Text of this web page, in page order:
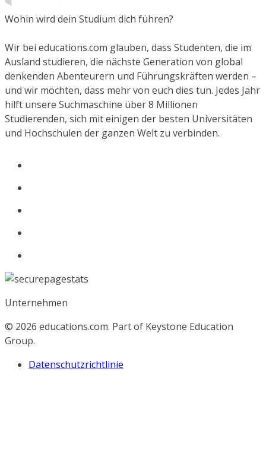
Wohin wird dein Studium dich führen?
Wir bei educations.com glauben, dass Studenten, die im
Ausland studieren, die nächste Generation von global
denkenden Abenteurern und Führungskräften werden –
und wir möchten, dass mehr von euch dies tun. Jedes Jahr
hilft unsere Suchmaschine über 8 Millionen
Studierenden, sich mit einigen der besten Universitäten
und Hochschulen der ganzen Welt zu verbinden.
Unternehmen
© 2026 educations.com. Part of Keystone Education
Group.
Datenschutzrichtlinie